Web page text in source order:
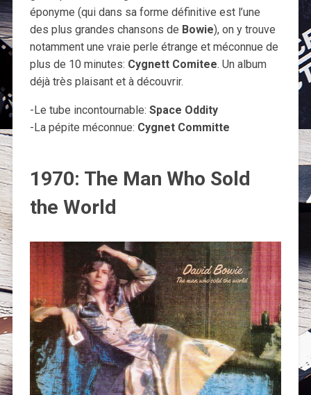
éponyme (qui dans sa forme définitive est l’une
des plus grandes chansons de Bowie), on y trouve
notamment une vraie perle étrange et méconnue de
plus de 10 minutes: Cygnett Comitee. Un album
déjà très plaisant et à découvrir.
-Le tube incontournable: Space Oddity
-La pépite méconnue: Cygnet Committe
1970: The Man Who Sold
the World